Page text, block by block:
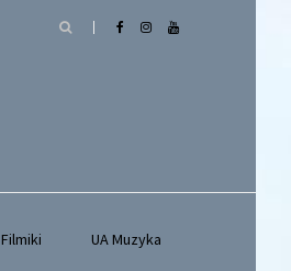
Filmiki UA Muzyka